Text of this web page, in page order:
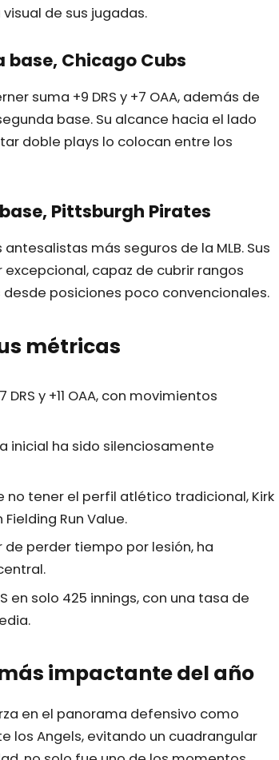
de sus jugadas.
base, Chicago Cubs
suma +9 DRS y +7 OAA, además de
base. Su alcance hacia el lado
doble plays lo colocan entre los
Pittsburgh Pirates
más seguros de la MLB. Sus
excepcional, capaz de cubrir rangos
posiciones poco convencionales.
métricas
DRS y +11 OAA, con movimientos
inicial ha sido silenciosamente
no tener el perfil atlético tradicional, Kirk
Run Value.
de perder tiempo por lesión, ha
en solo 425 innings, con una tasa de
impactante del año
en el panorama defensivo como
los Angels, evitando un cuadrangular